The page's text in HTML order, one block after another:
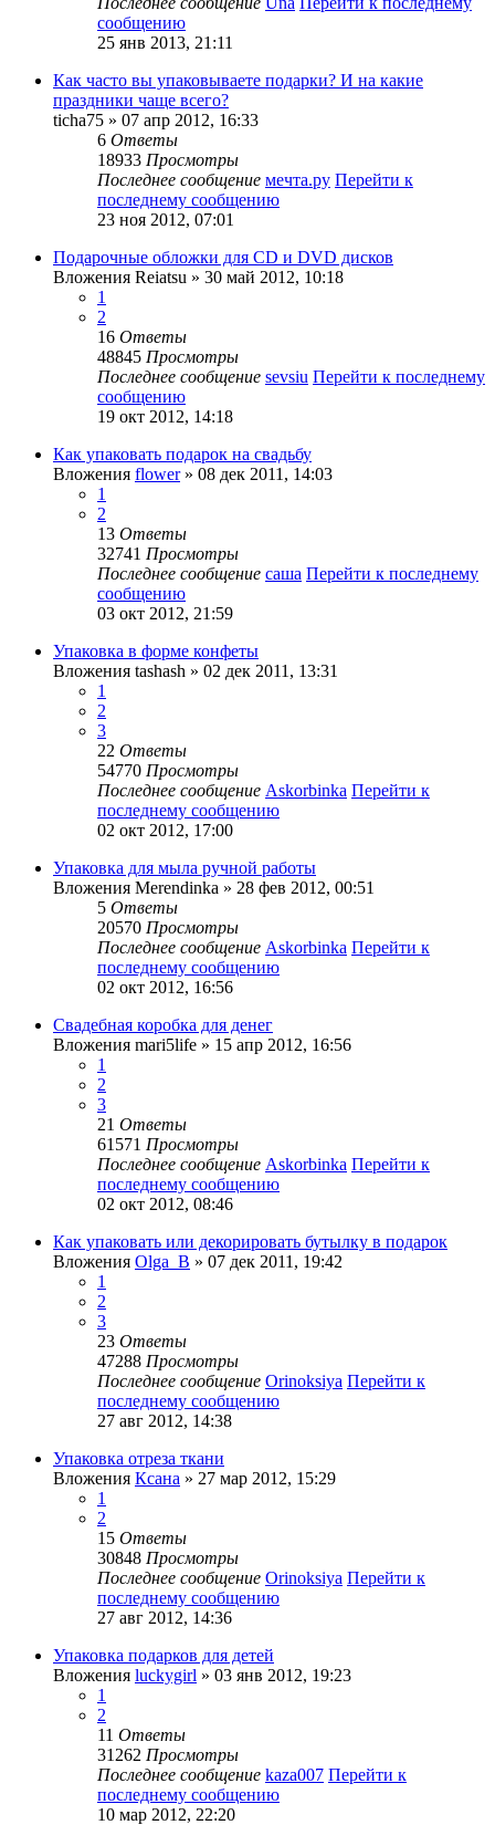
сообщению
25 янв 2013, 21:11
Как часто вы упаковываете подарки? И на какие
праздники чаще всего?
ticha75 » 07 апр 2012, 16:33
6 Ответы
18933 Просмотры
Последнее сообщение мечта.ру Перейти к
последнему сообщению
23 ноя 2012, 07:01
Подарочные обложки для CD и DVD дисков
Вложения Reiatsu » 30 май 2012, 10:18
1
2
16 Ответы
48845 Просмотры
Последнее сообщение sevsiu Перейти к последнему
сообщению
19 окт 2012, 14:18
Как упаковать подарок на свадьбу
Вложения flower» 08 дек 2011, 14:03
1
2
13 Ответы
32741 Просмотры
Последнее сообщение саша Перейти к последнему
сообщению
03 окт 2012, 21:59
Упаковка в форме конфеты
Вложения tashash » 02 дек 2011, 13:31
1
2
3
22 Ответы
54770 Просмотры
Последнее сообщение Askorbinka Перейти к
последнему сообщению
02 окт 2012, 17:00
Упаковка для мыла ручной работы
Вложения Merendinka » 28 фев 2012, 00:51
5 Ответы
20570 Просмотры
Последнее сообщение Askorbinka Перейти к
последнему сообщению
02 окт 2012, 16:56
Свадебная коробка для денег
Вложения mari5life » 15 апр 2012, 16:56
1
2
3
21 Ответы
61571 Просмотры
Последнее сообщение Askorbinka Перейти к
последнему сообщению
02 окт 2012, 08:46
Как упаковать или декорировать бутылку в подарок
Вложения Olga_B » 07 дек 2011, 19:42
1
2
3
23 Ответы
47288 Просмотры
Последнее сообщение Orinoksiya Перейти к
последнему сообщению
27 авг 2012, 14:38
Упаковка отреза ткани
Вложения Ксана » 27 мар 2012, 15:29
1
2
15 Ответы
30848 Просмотры
Последнее сообщение Orinoksiya Перейти к
последнему сообщению
27 авг 2012, 14:36
Упаковка подарков для детей
Вложения luckygirl » 03 янв 2012, 19:23
1
2
11 Ответы
31262 Просмотры
Последнее сообщение kaza007 Перейти к
последнему сообщению
10 мар 2012, 22:20